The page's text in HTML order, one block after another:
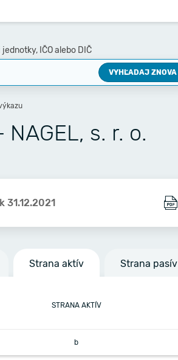
IČO alebo DIČ
VYHĽADAJ ZNOVA
NAGEL, s. r. o.
31.12.2021
Strana aktív Strana pasív
STRANA AKTÍV
b